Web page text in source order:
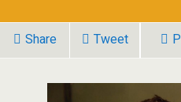
Share Tweet